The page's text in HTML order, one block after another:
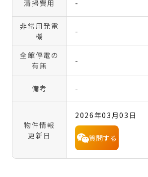
清掃費用 -
非常用発電
機
-
全館停電の
有無
-
備考 -
物件情報
更新日
2026年03月03日
質問する